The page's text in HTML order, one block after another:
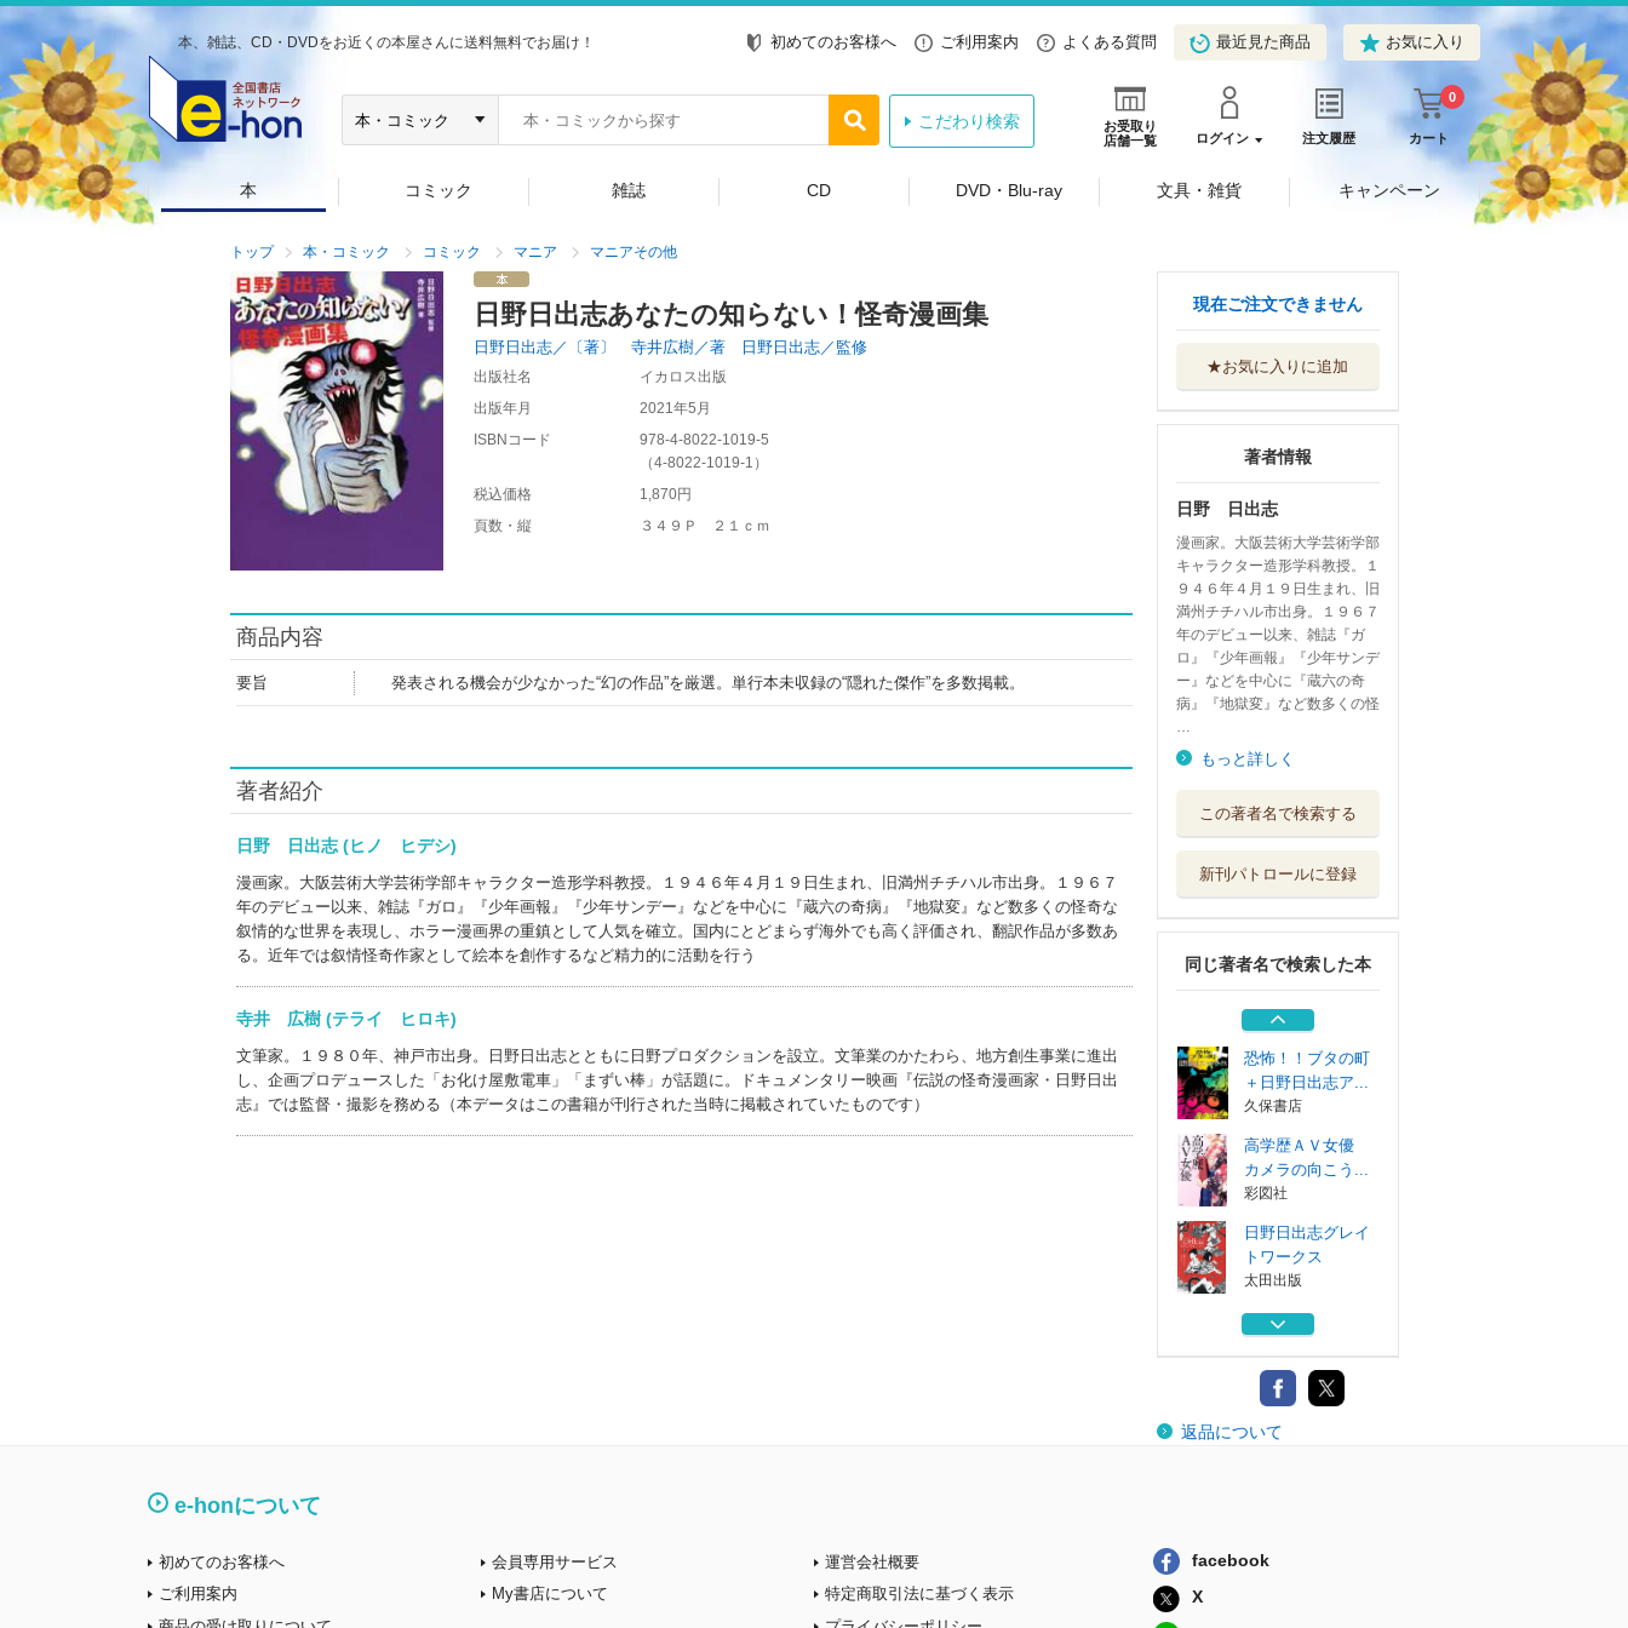
本、雑誌、CD・DVDをお近くの本屋さんに送料無料でお届け！ 初めてのお客様へ ご利用案内 よくある質問 最近見た商品 お気に入り
お受取り
店舗一覧
ログイン 注文履歴 カート
0
こだわり検索
本 コミック 雑誌 CD DVD・Blu-ray 文具・雑貨 キャンペーン
トップ 本・コミック コミック マニア マニアその他
日野日出志あなたの知らない！怪奇漫画集
日野日出志／〔著〕 寺井広樹／著 日野日出志／監修
出版社名
イカロス出版
出版年月
2021年5月
ISBNコード
978-4-8022-1019-5
（4-8022-1019-1 ）
税込価格
1,870円
頁数・縦
３４９Ｐ ２１ｃｍ
商品内容
要旨 発表される機会が少なかった“幻の作品”を厳選。単行本未収録の“隠れた傑作”を多数掲載。
著者紹介
日野 日出志 (ヒノ ヒデシ)
漫画家。大阪芸術大学芸術学部キャラクター造形学科教授。１９４６年４月１９日生まれ、旧満州チチハル市出身。１９６７
年のデビュー以来、雑誌『ガロ』『少年画報』『少年サンデー』などを中心に『蔵六の奇病』『地獄変』など数多くの怪奇な
叙情的な世界を表現し、ホラー漫画界の重鎮として人気を確立。国内にとどまらず海外でも高く評価され、翻訳作品が多数あ
る。近年では叙情怪奇作家として絵本を創作するなど精力的に活動を行う
寺井 広樹 (テライ ヒロキ)
文筆家。１９８０年、神戸市出身。日野日出志とともに日野プロダクションを設立。文筆業のかたわら、地方創生事業に進出
し、企画プロデュースした「お化け屋敷電車」「まずい棒」が話題に。ドキュメンタリー映画『伝説の怪奇漫画家・日野日出
志』では監督・撮影を務める（本データはこの書籍が刊行された当時に掲載されていたものです）
現在ご注文できません
★お気に入りに追加
著者情報
日野 日出志
漫画家。大阪芸術大学芸術学部
キャラクター造形学科教授。１
９４６年４月１９日生まれ、旧
満州チチハル市出身。１９６７
年のデビュー以来、雑誌『ガ
ロ』『少年画報』『少年サンデ
ー』などを中心に『蔵六の奇
病』『地獄変』など数多くの怪
…
もっと詳しく
この著者名で検索する
新刊パトロールに登録
同じ著者名で検索した本
トワークス
日野日出志ベスト
太田出版
日野日出志奈落の
怪奇漫画集
イカロス出版
恐怖！！ブタの町
＋日野日出志ア...
久保書店
高学歴ＡＶ女優
カメラの向こう...
彩図社
日野日出志グレイ
トワークス
太田出版
日野日出志ベスト
太田出版
日野日出志奈落の
怪奇漫画集
返品について
e-honについて
初めてのお客様へ
ご利用案内
会員専用サービス
My書店について
運営会社概要
特定商取引法に基づく表示
facebook
X